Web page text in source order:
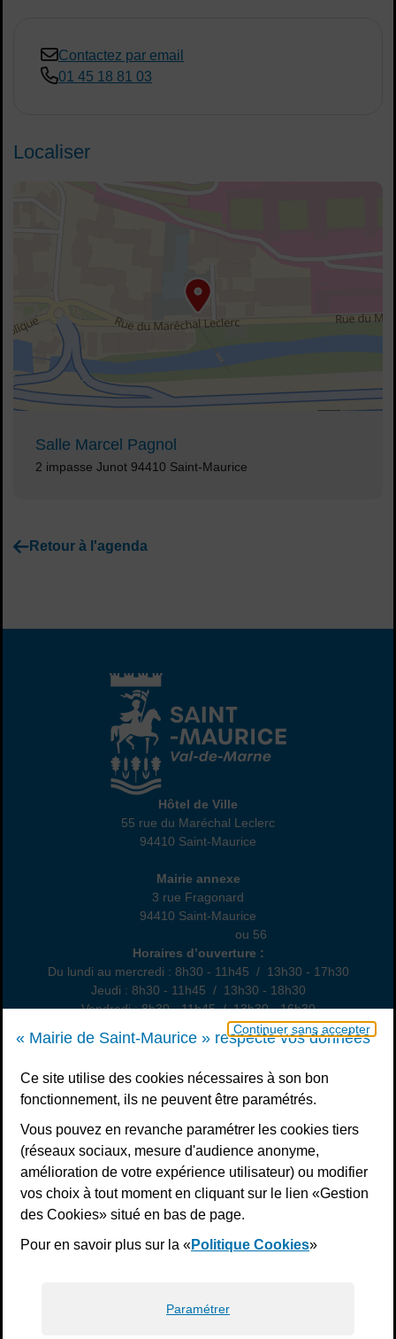
Continuer sans accepter
« Mairie de Saint-Maurice » respecte vos données
Ce site utilise des cookies nécessaires à son bon
fonctionnement, ils ne peuvent être paramétrés.
Vous pouvez en revanche paramétrer les cookies tiers
(réseaux sociaux, mesure d'audience anonyme,
amélioration de votre expérience utilisateur) ou modifier
vos choix à tout moment en cliquant sur le lien «Gestion
des Cookies» situé en bas de page.
Pour en savoir plus sur la «Politique Cookies»
Paramétrer
Contactez par email
01 45 18 81 03
Localiser
Voir plan
Salle Marcel Pagnol
Adresse :
2 impasse Junot 94410 Saint-Maurice
Retour à l'agenda
Hôtel de Ville
Hôtel de Ville
55 rue du Maréchal Leclerc
94410 Saint-Maurice
Annexe
Mairie annexe
3 rue Fragonard
94410 Saint-Maurice
ou 56
Horaires d’ouverture :
Du lundi au mercredi : 8h30 - 11h45 / 13h30 - 17h30
Jeudi : 8h30 - 11h45 / 13h30 - 18h30
Vendredi : 8h30 - 11h45 / 13h30 - 16h30
Un samedi par mois : permanence état civil, sur rendez-vous
S’inscrire à la newsletter
Télécharger l’application
Nous suivre
Facebook
Instagram
Youtube
LinkedIn
Calaméo